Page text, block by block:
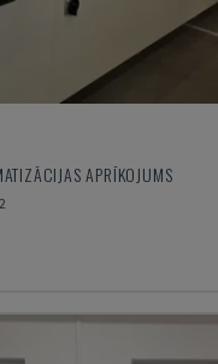
APRĪKOJUMS